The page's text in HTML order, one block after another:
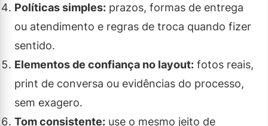
Políticas simples: prazos, formas de entrega
ou atendimento e regras de troca quando fizer
sentido.
Elementos de confiança no layout: fotos reais,
print de conversa ou evidências do processo,
sem exagero.
Tom consistente: use o mesmo jeito de